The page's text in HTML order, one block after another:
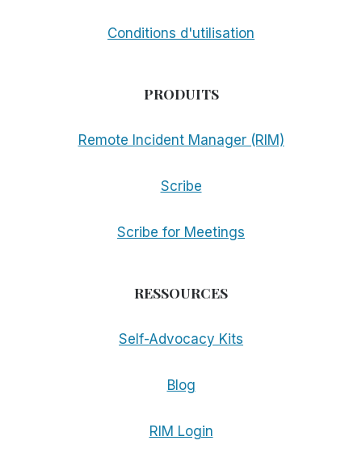
Conditions d'utilisation
PRODUITS
Remote Incident Manager (RIM)
Scribe
Scribe for Meetings
RESSOURCES
Self-Advocacy Kits
Blog
RIM Login